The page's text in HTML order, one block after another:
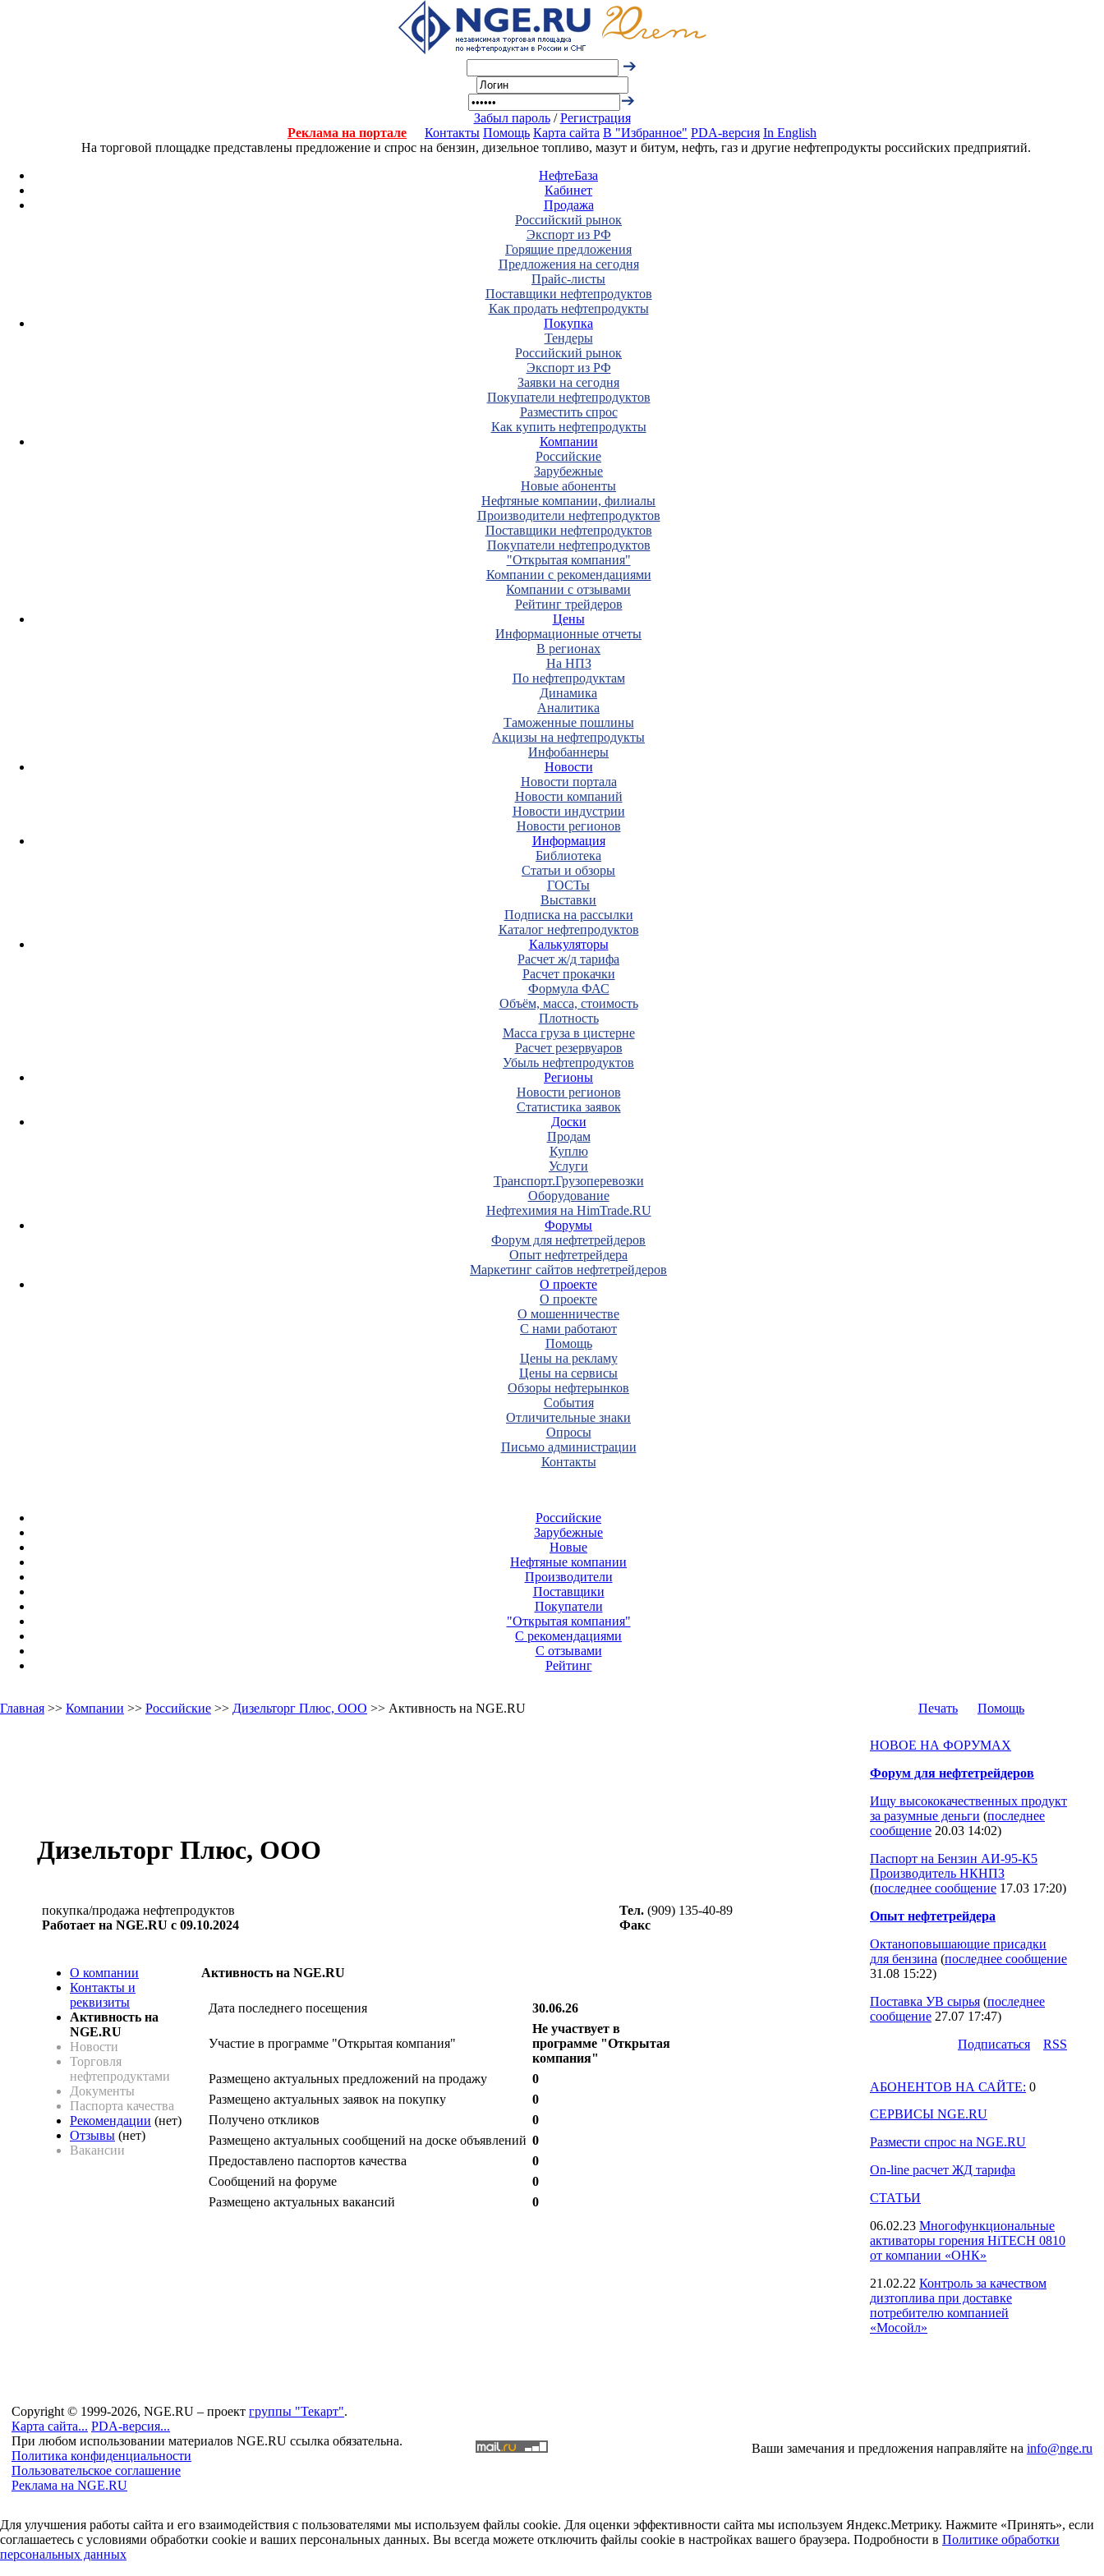
Забыл пароль/Регистрация
Реклама на портале
Контакты Помощь Карта сайта В "Избранное" PDA-версия In English
На торговой площадке представлены предложение и спрос на бензин, дизельное топливо, мазут и битум, нефть, газ и другие нефтепродукты российских предприятий.
НефтеБаза
Кабинет
Продажа
Российский рынок
Экспорт из РФ
Горящие предложения
Предложения на сегодня
Прайс-листы
Поставщики нефтепродуктов
Как продать нефтепродукты
Покупка
Тендеры
Российский рынок
Экспорт из РФ
Заявки на сегодня
Покупатели нефтепродуктов
Разместить спрос
Как купить нефтепродукты
Компании
Российские
Зарубежные
Новые абоненты
Нефтяные компании, филиалы
Производители нефтепродуктов
Поставщики нефтепродуктов
Покупатели нефтепродуктов
"Открытая компания"
Компании с рекомендациями
Компании с отзывами
Рейтинг трейдеров
Цены
Информационные отчеты
В регионах
На НПЗ
По нефтепродуктам
Динамика
Аналитика
Таможенные пошлины
Акцизы на нефтепродукты
Инфобаннеры
Новости
Новости портала
Новости компаний
Новости индустрии
Новости регионов
Информация
Библиотека
Статьи и обзоры
ГОСТы
Выставки
Подписка на рассылки
Каталог нефтепродуктов
Калькуляторы
Расчет ж/д тарифа
Расчет прокачки
Формула ФАС
Объём, масса, стоимость
Плотность
Масса груза в цистерне
Расчет резервуаров
Убыль нефтепродуктов
Регионы
Новости регионов
Статистика заявок
Доски
Продам
Куплю
Услуги
Транспорт.Грузоперевозки
Оборудование
Нефтехимия на HimTrade.RU
Форумы
Форум для нефтетрейдеров
Опыт нефтетрейдера
Маркетинг сайтов нефтетрейдеров
О проекте
О проекте
О мошенничестве
С нами работают
Помощь
Цены на рекламу
Цены на сервисы
Обзоры нефтерынков
События
Отличительные знаки
Опросы
Письмо администрации
Контакты
Российские
Зарубежные
Новые
Нефтяные компании
Производители
Поставщики
Покупатели
"Открытая компания"
С рекомендациями
С отзывами
Рейтинг
Главная >> Компании >> Российские >> Дизельторг Плюс, ООО >> Активность на NGE.RU Печать Помощь
Дизельторг Плюс, ООО
покупка/продажа нефтепродуктов
Работает на NGE.RU с 09.10.2024
Тел. (909) 135-40-89
Факс
О компании
Контакты и
реквизиты
Активность на
NGE.RU
Новости
Торговля
нефтепродуктами
Документы
Паспорта качества
Рекомендации (нет)
Отзывы (нет)
Вакансии
Активность на NGE.RU
Дата последнего посещения 30.06.26
Участие в программе "Открытая компания"
Не участвует в
программе "Открытая
компания"
Размещено актуальных предложений на продажу
0
Размещено актуальных заявок на покупку
0
Получено откликов
0
Размещено актуальных сообщений на доске объявлений 0
Предоставлено паспортов качества
0
Сообщений на форуме
0
Размещено актуальных вакансий
0
НОВОЕ НА ФОРУМАХ
Форум для нефтетрейдеров
Ищу высококачественных продукт
за разумные деньги (последнее
сообщение 20.03 14:02)
Паспорт на Бензин АИ-95-К5
Производитель НКНПЗ
(последнее сообщение 17.03 17:20)
Опыт нефтетрейдера
Октаноповышающие присадки
для бензина (последнее сообщение
31.08 15:22)
Поставка УВ сырья (последнее
сообщение 27.07 17:47)
Подпиcаться
RSS
АБОНЕНТОВ НА САЙТЕ: 0
СЕРВИСЫ NGE.RU
Размести спрос на NGE.RU
On-line расчет ЖД тарифа
СТАТЬИ
06.02.23 Многофункциональные
активаторы горения HiTECH 0810
от компании «ОНК»
21.02.22 Контроль за качеством
дизтоплива при доставке
потребителю компанией
«Мосойл»
Copyright © 1999-2026, NGE.RU – проект группы "Текарт".
Карта сайта... PDA-версия...
При любом использовании материалов NGE.RU ссылка обязательна.
Политика конфиденциальности
Пользовательское соглашение
Реклама на NGE.RU
Ваши замечания и предложения направляйте на info@nge.ru
Для улучшения работы сайта и его взаимодействия с пользователями мы используем файлы cookie. Для оценки эффективности сайта мы используем Яндекс.Метрику. Нажмите «Принять», если
соглашаетесь с условиями обработки cookie и ваших персональных данных. Вы всегда можете отключить файлы cookie в настройках вашего браузера. Подробности в Политике обработки
персональных данных